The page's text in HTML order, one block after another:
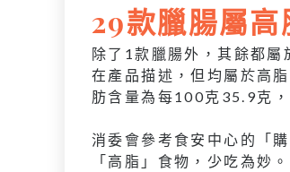
29款臘腸屬高
除了1款臘腸外，其餘都
在產品描述，但均屬於高
肪含量為每100克35.9克
消委會參考食安中心的「
「高脂」食物，少吃為妙